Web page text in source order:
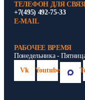
ТЕЛЕФОН ДЛЯ
+7(495) 492-75-33
E-MAIL
РАБОЧЕЕ ВРЕМЯ
Понедельника -
Vk
Youtube